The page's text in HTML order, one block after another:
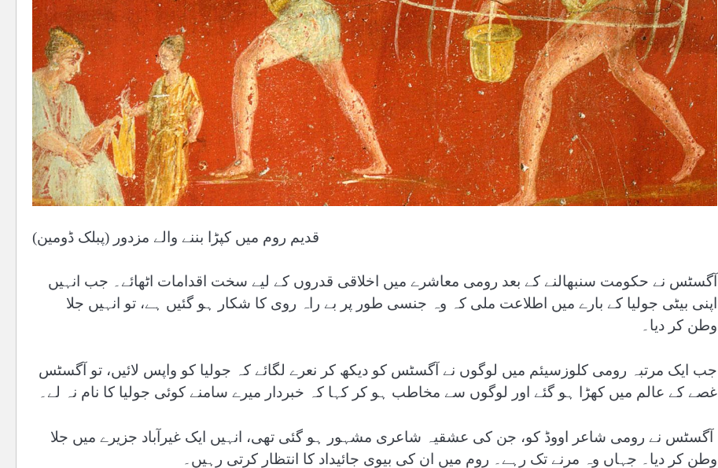
قدیم روم میں کپڑا بننے والے مزدور (پبلک ڈومین)
آگسٹس نے حکومت سنبھالنے کے بعد رومی معاشرے میں اخلاقی قدروں کے لیے سخت اقدامات اٹھائے۔ جب انہیں
اپنی بیٹی جولیا کے بارے میں اطلاعت ملی کہ وہ جنسی طور پر بے راہ روی کا شکار ہو گئیں ہے، تو انہیں جلا
وطن کر دیا۔
جب ایک مرتبہ رومی کلوزسیئم میں لوگوں نے آگسٹس کو دیکھ کر نعرے لگائے کہ جولیا کو واپس لائیں، تو آگسٹس
غصے کے عالم میں کھڑا ہو گئے اور لوگوں سے مخاطب ہو کر کہا کہ خبردار میرے سامنے کوئی جولیا کا نام نہ لے۔
آگسٹس نے رومی شاعر اووڈ کو، جن کی عشقیہ شاعری مشہور ہو گئی تھی، انہیں ایک غیرآباد جزیرے میں جلا
وطن کر دیا۔ جہاں وہ مرنے تک رہے۔ روم میں ان کی بیوی جائیداد کا انتظار کرتی رہیں۔